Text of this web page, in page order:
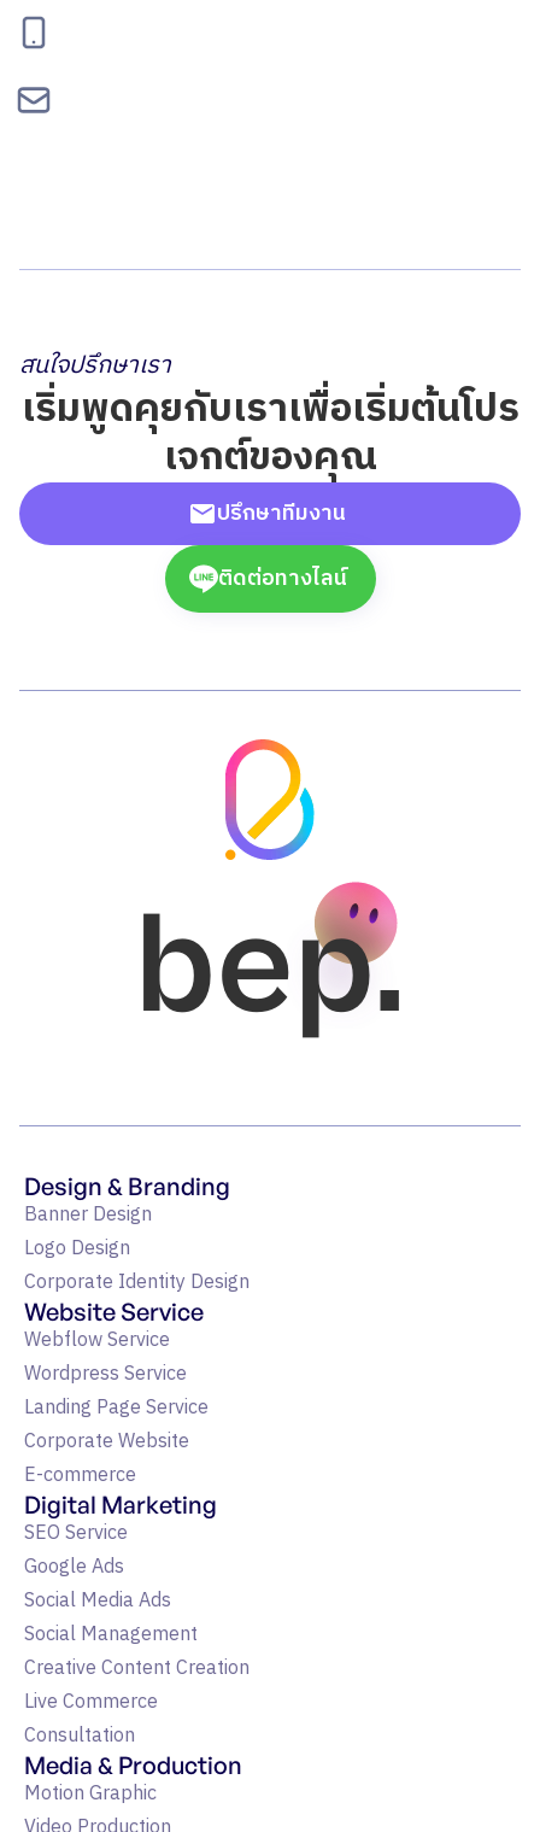
สนใจปรึกษาเรา
เริ่มพูดคุยกับเราเพื่อเริ่มต้นโปร
เจกต์ของคุณ
ปรึกษาทีมงาน
ติดต่อทางไลน์
bep.
Design & Branding
Banner Design
Logo Design
Corporate Identity Design
Website Service
Webflow Service
Wordpress Service
Landing Page Service
Corporate Website
E-commerce
Digital Marketing
SEO Service
Google Ads
Social Media Ads
Social Management
Creative Content Creation
Live Commerce
Consultation
Media & Production
Motion Graphic